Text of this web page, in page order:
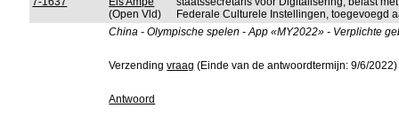
(Open Vld)
Federale Culturele Instellingen, toegevoegd
China - Olympische spelen - App «MY2022» - Verplichte
Verzendingvraag (Einde van de antwoordtermijn: 9/6/2022)
Antwoord